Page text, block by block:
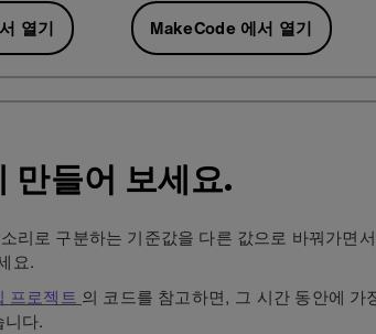
열기 MakeCode 에서 열기
만들어 보세요.
리로 구분하는 기준값을 다른 값으로 바꿔가면
요.
프로젝트 의 코드를 참고하면, 그 시간 동안에 가
다.